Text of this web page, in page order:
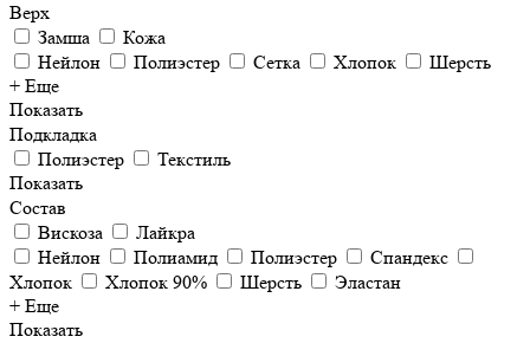
Верх
Замша
Кожа
Нейлон
Полиэстер Сетка Хлопок
Шерсть
+ Еще
Показать
Подкладка
Полиэстер
Текстиль
Показать
Состав
Вискоза
Лайкра
Нейлон
Полиамид Полиэстер
Спандекс
Хлопок
Хлопок 90% Шерсть
Эластан
+ Еще
Показать